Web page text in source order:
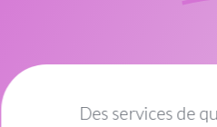
Excellent institut de